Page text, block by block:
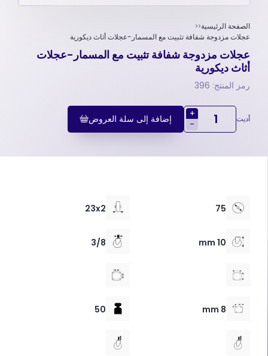
الصفحة الرئيسية
عجلات مزدوجة شفافة تثبیت مع المسمار-عجلات أثاث ديكورية
عجلات مزدوجة شفافة تثبیت مع المسمار-عجلات
أثاث ديكورية
رمز المنتج: 396
أديت
+
-
إضافة إلى سلة العروض
75
23x2
10 mm
3/8
8 mm
50